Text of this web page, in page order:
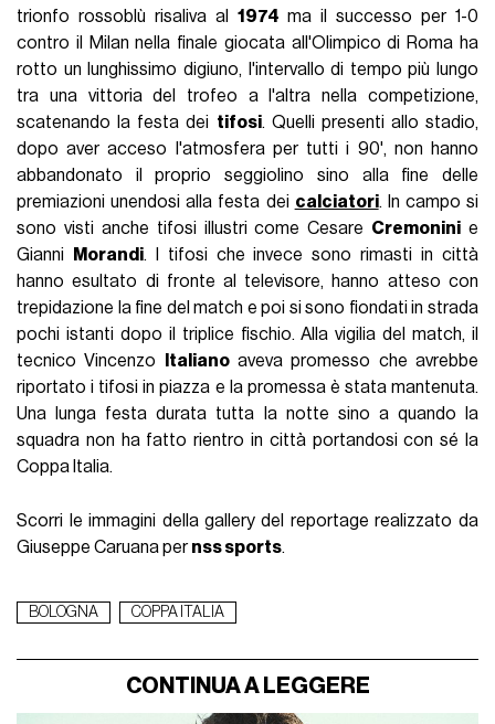
trionfo rossoblù risaliva al 1974 ma il successo per 1-0
contro il Milan nella finale giocata all'Olimpico di Roma ha
rotto un lunghissimo digiuno, l'intervallo di tempo più lungo
tra una vittoria del trofeo a l'altra nella competizione,
scatenando la festa dei tifosi. Quelli presenti allo stadio,
dopo aver acceso l'atmosfera per tutti i 90', non hanno
abbandonato il proprio seggiolino sino alla fine delle
premiazioni unendosi alla festa dei calciatori. In campo si
sono visti anche tifosi illustri come Cesare Cremonini e
Gianni
Morandi. I tifosi che invece sono rimasti in città
hanno esultato di fronte al televisore, hanno atteso con
trepidazione la fine del match e poi si sono fiondati in strada
pochi istanti dopo il triplice fischio. Alla vigilia del match, il
tecnico Vincenzo
Italianoaveva promesso che avrebbe
riportato i tifosi in piazza e la promessa è stata mantenuta.
Una lunga festa durata tutta la notte sino a quando la
squadra non ha fatto rientro in città portandosi con sé la
Coppa Italia.
Scorri le immagini della gallery del reportage realizzato da
Giuseppe Caruana pernss sports.
BOLOGNA COPPA ITALIA
CONTINUA A LEGGERE